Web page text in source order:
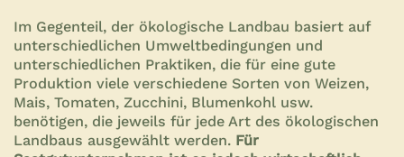
Im Gegenteil, der ökologische Landbau basiert auf
unterschiedlichen Umweltbedingungen und
unterschiedlichen Praktiken, die für eine gute
Produktion viele verschiedene Sorten von Weizen,
Mais, Tomaten, Zucchini, Blumenkohl usw.
benötigen, die jeweils für jede Art des ökologischen
Landbaus ausgewählt werden. Für